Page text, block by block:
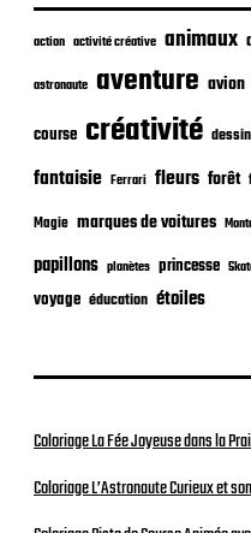
b
l
c
t
i
o
n
action activité créative animaux
astronaute aventure avion
course créativité dessin
fantaisie Ferrari fleurs forêt
Magie marques de voitures
papillons planètes princesse
voyage éducation étoiles
Coloriage La Fée Joyeuse dans la
Coloriage L’Astronaute Curieux et